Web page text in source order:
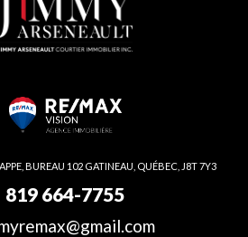
BUREAU 102 GATINEAU, QUÉBEC, J8T 7Y3
819 664-7755